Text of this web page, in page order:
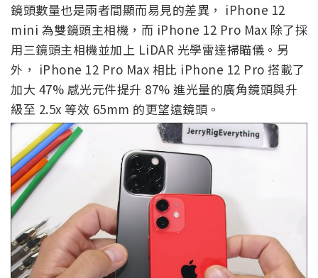
鏡頭數量也是兩者間顯而易見的差異， iPhone 12
mini 為雙鏡頭主相機，而 iPhone 12 Pro Max 除了採
用三鏡頭主相機並加上 LiDAR 光學雷達掃瞄儀。另
外， iPhone 12 Pro Max 相比 iPhone 12 Pro 搭載了
加大 47% 感光元件提升 87% 進光量的廣角鏡頭與升
級至 2.5x 等效 65mm 的更望遠鏡頭。